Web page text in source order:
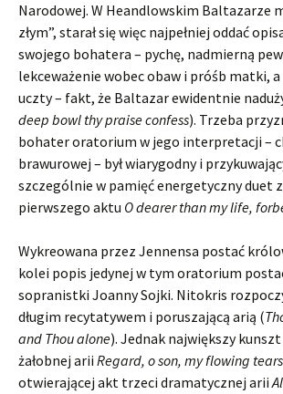
Narodowej. W Heandlowskim Baltazarze
złym”, starał się więc najpełniej oddać
swojego bohatera – pychę, nadmierną
lekceważenie wobec obaw i próśb matki,
uczty – fakt, że Baltazar ewidentnie
deep bowl thy praise confess). Trzeba
bohater oratorium w jego interpretacji –
brawurowej – był wiarygodny i
szczególnie w pamięć energetyczny duet
pierwszego aktu O dearer than my life,
Wykreowana przez Jennensa postać
kolei popis jedynej w tym oratorium
sopranistki Joanny Sojki. Nitokris
długim recytatywem i poruszającą arią (
and Thou alone). Jednak największy kunszt
żałobnej arii Regard, o son, my flowing tears
otwierającej akt trzeci dramatycznej arii